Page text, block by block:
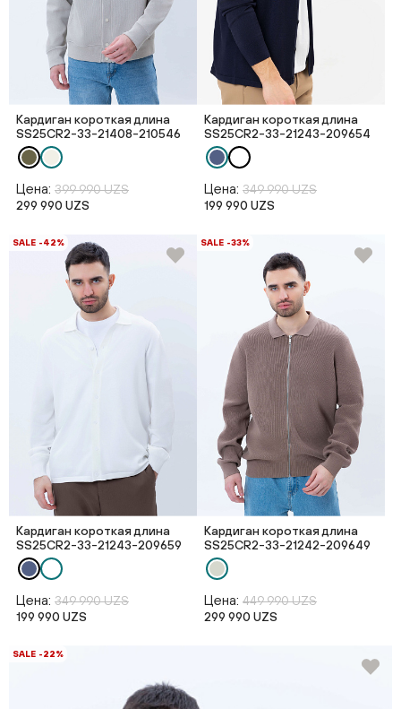
Кардиган короткая длина
SS25CR2-33-21408-210546
Цена: 399 990 UZS
299 990 UZS
Кардиган короткая длина
SS25CR2-33-21243-209654
Цена: 349 990 UZS
199 990 UZS
SALE -42%
Кардиган короткая длина
SS25CR2-33-21243-209659
Цена: 349 990 UZS
199 990 UZS
SALE -33%
Кардиган короткая длина
SS25CR2-33-21242-209649
Цена: 449 990 UZS
299 990 UZS
SALE -22%